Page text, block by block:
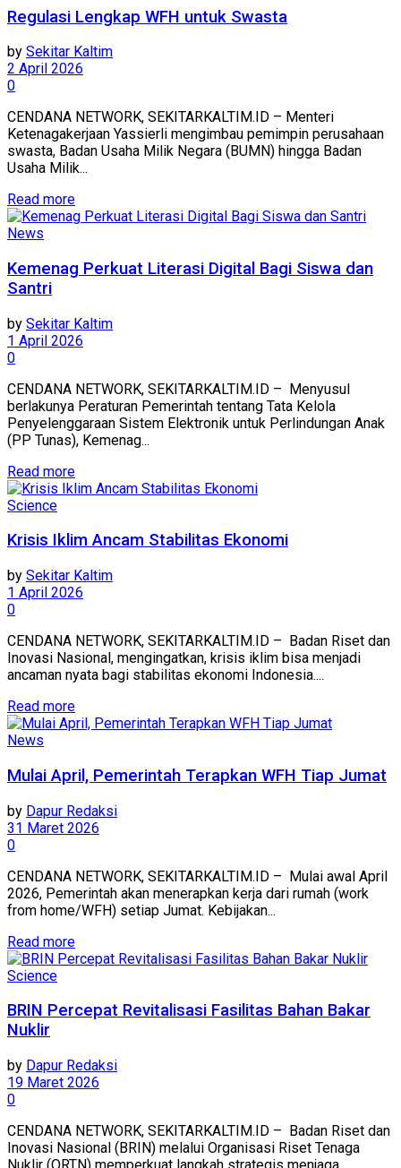
Regulasi Lengkap WFH untuk Swasta
by Sekitar Kaltim
2 April 2026
0
CENDANA NETWORK, SEKITARKALTIM.ID – Menteri
Ketenagakerjaan Yassierli mengimbau pemimpin perusahaan
swasta, Badan Usaha Milik Negara (BUMN) hingga Badan
Usaha Milik...
Read more
News
Kemenag Perkuat Literasi Digital Bagi Siswa dan
Santri
by Sekitar Kaltim
1 April 2026
0
CENDANA NETWORK, SEKITARKALTIM.ID – Menyusul
berlakunya Peraturan Pemerintah tentang Tata Kelola
Penyelenggaraan Sistem Elektronik untuk Perlindungan Anak
(PP Tunas), Kemenag...
Read more
Science
Krisis Iklim Ancam Stabilitas Ekonomi
by Sekitar Kaltim
1 April 2026
0
CENDANA NETWORK, SEKITARKALTIM.ID – Badan Riset dan
Inovasi Nasional, mengingatkan, krisis iklim bisa menjadi
ancaman nyata bagi stabilitas ekonomi Indonesia....
Read more
News
Mulai April, Pemerintah Terapkan WFH Tiap Jumat
by Dapur Redaksi
31 Maret 2026
0
CENDANA NETWORK, SEKITARKALTIM.ID – Mulai awal April
2026, Pemerintah akan menerapkan kerja dari rumah (work
from home/WFH) setiap Jumat. Kebijakan...
Read more
Science
BRIN Percepat Revitalisasi Fasilitas Bahan Bakar
Nuklir
by Dapur Redaksi
19 Maret 2026
0
CENDANA NETWORK, SEKITARKALTIM.ID – Badan Riset dan
Inovasi Nasional (BRIN) melalui Organisasi Riset Tenaga